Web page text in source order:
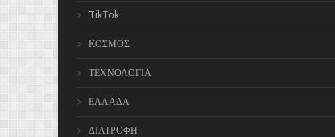
TikTok
ΚΟΣΜΟΣ
ΤΕΧΝΟΛΟΓΙΑ
ΕΛΛΑΔΑ
ΔΙΑΤΡΟΦΗ